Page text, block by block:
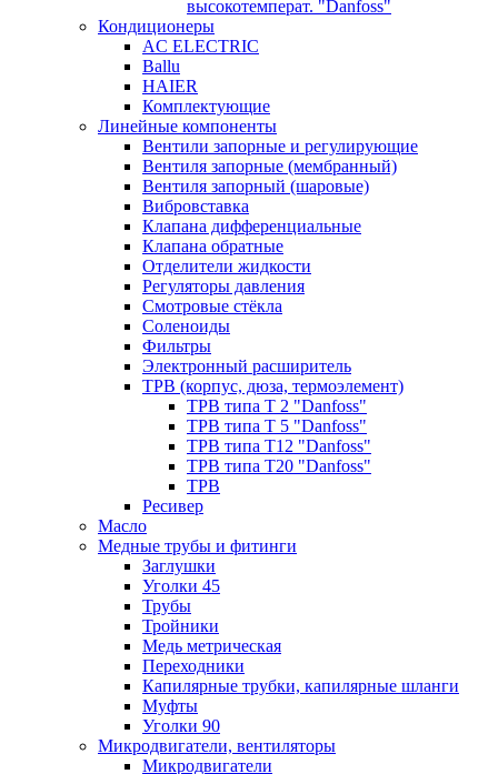
высокотемперат. "Danfoss"
Кондиционеры
AC ELECTRIC
Ballu
HAIER
Комплектующие
Линейные компоненты
Вентили запорные и регулирующие
Вентиля запорные (мембранный)
Вентиля запорный (шаровые)
Вибровставка
Клапана дифференциальные
Клапана обратные
Отделители жидкости
Регуляторы давления
Смотровые стёкла
Соленоиды
Фильтры
Электронный расширитель
ТРВ (корпус, дюза, термоэлемент)
ТРВ типа Т 2 "Danfoss"
ТРВ типа Т 5 "Danfoss"
ТРВ типа Т12 "Danfoss"
ТРВ типа Т20 "Danfoss"
ТРВ
Ресивер
Масло
Медные трубы и фитинги
Заглушки
Уголки 45
Трубы
Тройники
Медь метрическая
Переходники
Капилярные трубки, капилярные шланги
Муфты
Уголки 90
Микродвигатели, вентиляторы
Микродвигатели